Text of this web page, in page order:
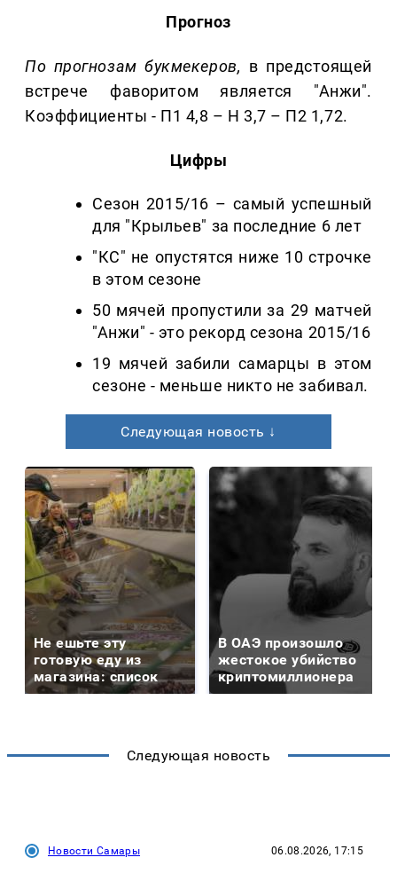
Прогноз
По прогнозам букмекеров, в предстоящей
встрече фаворитом является "Анжи".
Коэффициенты - П1 4,8 – Н 3,7 – П2 1,72.
Цифры
Сезон 2015/16 – самый успешный
для "Крыльев" за последние 6 лет
"КС" не опустятся ниже 10 строчке
в этом сезоне
50 мячей пропустили за 29 матчей
"Анжи" - это рекорд сезона 2015/16
19 мячей забили самарцы в этом
сезоне - меньше никто не забивал.
Следующая новость ↓
Не ешьте эту
готовую еду из
магазина: список
В ОАЭ произошло
жестокое убийство
криптомиллионера
Следующая новость
Новости Самары 06.08.2026, 17:15